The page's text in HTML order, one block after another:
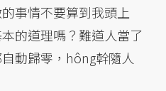
事情不要算到我頭上
的道理嗎？難道人當了
動歸零，hông幹隨人